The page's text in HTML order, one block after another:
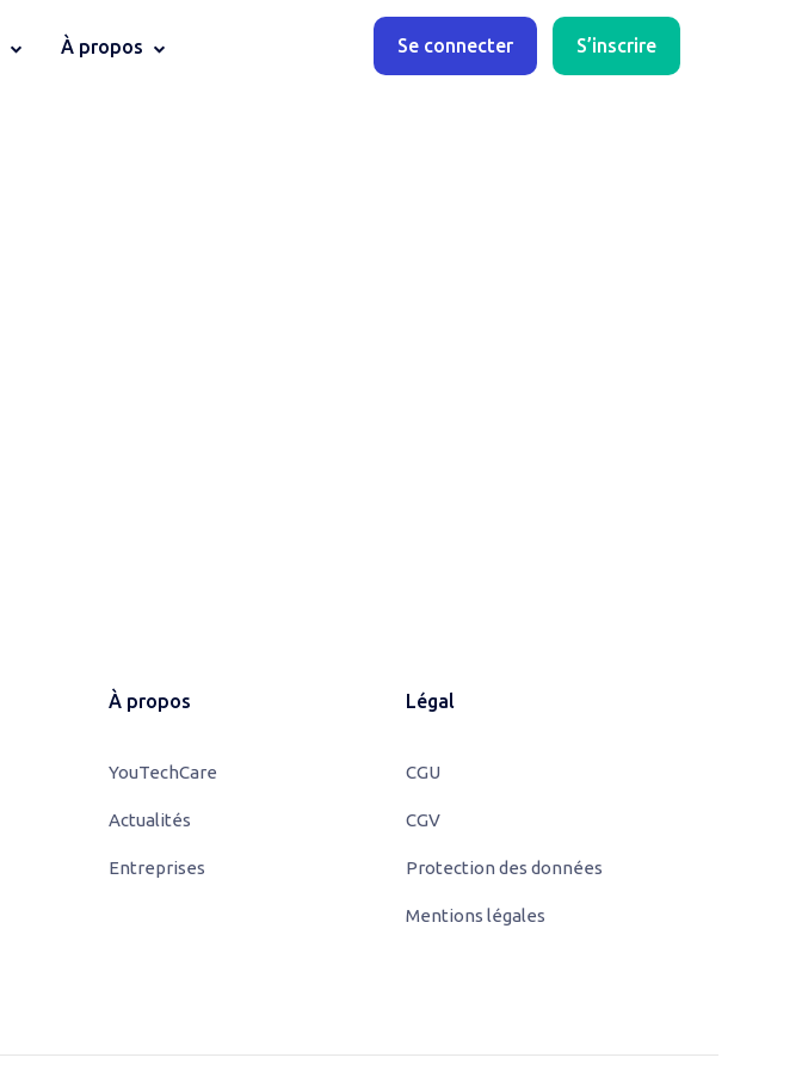
À propos Se connecter S’inscrire
À propos
YouTechCare
Actualités
Entreprises
Légal
CGU
CGV
Protection des données
Mentions légales